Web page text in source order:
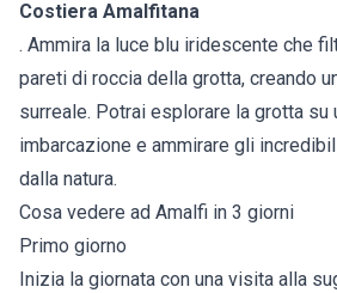
Costiera Amalfitana
. Ammira la luce blu iridescente che
pareti di roccia della grotta, creando
surreale. Potrai esplorare la grotta su
imbarcazione e ammirare gli
dalla natura.
Cosa vedere ad Amalfi in 3 giorni
Primo giorno
Inizia la giornata con una visita alla